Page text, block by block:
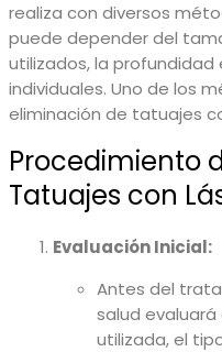
realiza con diversos
puede depender del
utilizados, la
individuales. Uno de los
eliminación de tatuajes
Procedimiento
Tatuajes con
Evaluación Inicial:
Antes del
salud
utilizada, el